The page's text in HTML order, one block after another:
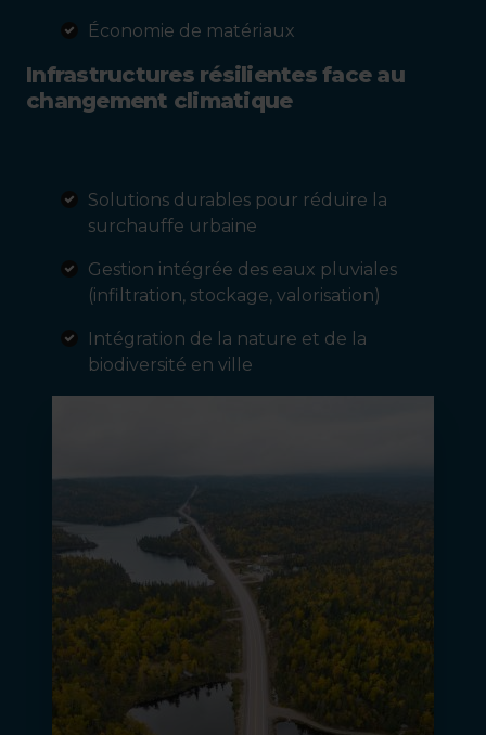
Économie de matériaux
Infrastructures résilientes face au
changement climatique
Solutions durables pour réduire la
surchauffe urbaine
Gestion intégrée des eaux pluviales
(infiltration, stockage, valorisation)
Intégration de la nature et de la
biodiversité en ville